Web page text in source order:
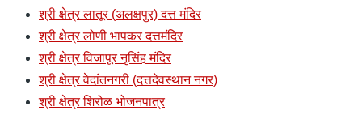
श्री क्षेत्र लातूर (अलक्षपुर) दत्त मंदिर
श्री क्षेत्र लोणी भापकर दत्तमंदिर
श्री क्षेत्र विजापूर नृसिंह मंदिर
श्री क्षेत्र वेदांतनगरी (दत्तदेवस्थान नगर)
श्री क्षेत्र शिरोळ भोजनपात्र